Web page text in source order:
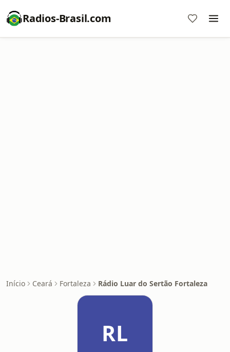
Radios-Brasil.com
Início Ceará Fortaleza Rádio Luar do Sertão Fortaleza
RL